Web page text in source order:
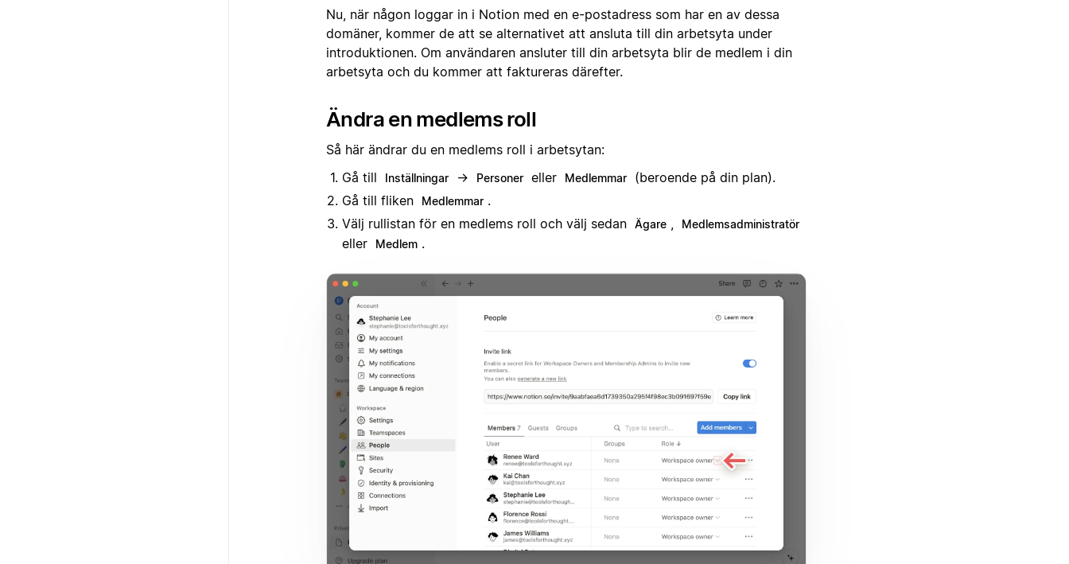
Nu, när någon loggar in i Notion med en e-postadress som har en av dessa
domäner, kommer de att se alternativet att ansluta till din arbetsyta under
introduktionen. Om användaren ansluter till din arbetsyta blir de medlem i din
arbetsyta och du kommer att faktureras därefter.
Ändra en medlems roll
Så här ändrar du en medlems roll i arbetsytan:
Gå till
Inställningar → Personer eller Medlemmar
(beroende på din plan).
Gå till fliken
Medlemmar .
Välj rullistan för en medlems roll och välj sedan Ägare Medlemsadministratör
eller Medlem .